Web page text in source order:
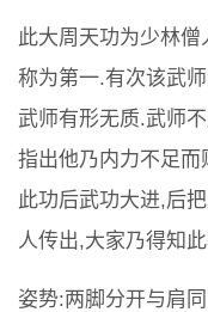
此大周天功为少林
称为第一.有次该武
武师有形无质.武师
指出他乃内力不足
此功后武功大进,后
人传出,大家乃得知
姿势:两脚分开与肩